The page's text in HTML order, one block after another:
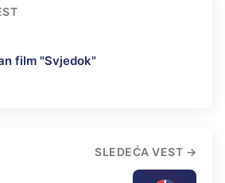
film "Svjedok"
SLEDEĆA VEST